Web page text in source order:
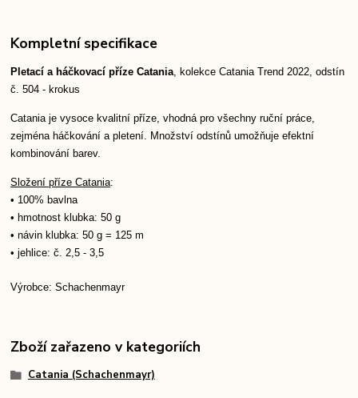
Kompletní specifikace
Pletací a háčkovací příze Catania , kolekce Catania Trend 2022, odstín
č. 504 - krokus
Catania je vysoce kvalitní příze, vhodná pro všechny ruční práce,
zejména háčkování a pletení. Množství odstínů umožňuje efektní
kombinování barev.
Složení příze Catania:
• 100% bavlna
• hmotnost klubka: 50 g
• návin klubka: 50 g = 125 m
• jehlice: č. 2,5 - 3,5
Výrobce: Schachenmayr
Zboží zařazeno v kategoriích
Catania (Schachenmayr)